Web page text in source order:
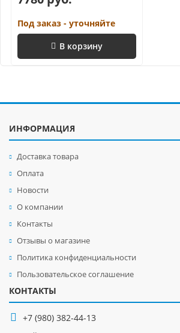
Под заказ - уточняйте
В корзину
ИНФОРМАЦИЯ
Доставка товара
Оплата
Новости
О компании
Контакты
Отзывы о магазине
Политика конфиденциальности
Пользовательское соглашение
КОНТАКТЫ
+7 (980) 382-44-13